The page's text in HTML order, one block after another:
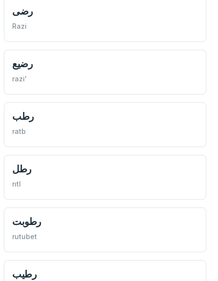
رضی
Razi
رضیع
razi'
رطب
ratb
رطل
rıtl
رطوبت
rutubet
رطیب